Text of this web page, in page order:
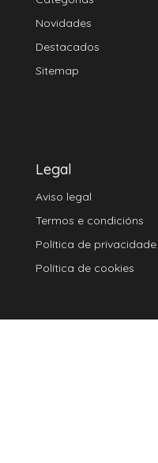
Novidades
Destacados
Sitemap
Legal
Aviso legal
Termos e condicións
Política de privacidade
Política de cookies